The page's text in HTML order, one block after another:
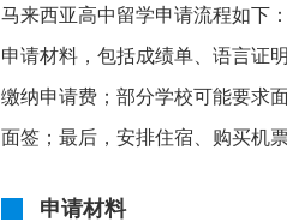
马来西亚高中留学申请流程如下
申请材料，包括成绩单、语言证
缴纳申请费；部分学校可能要求
面签；最后，安排住宿、购买机
申请材料